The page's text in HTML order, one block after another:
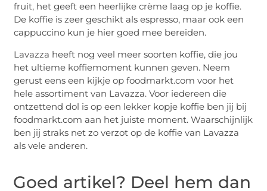
fruit, het geeft een heerlijke crème laag op je koffie.
De koffie is zeer geschikt als espresso, maar ook een
cappuccino kun je hier goed mee bereiden.
Lavazza heeft nog veel meer soorten koffie, die jou
het ultieme koffiemoment kunnen geven. Neem
gerust eens een kijkje op foodmarkt.com voor het
hele assortiment van Lavazza. Voor iedereen die
ontzettend dol is op een lekker kopje koffie ben jij bij
foodmarkt.com aan het juiste moment. Waarschijnlijk
ben jij straks net zo verzot op de koffie van Lavazza
als vele anderen.
Goed artikel? Deel hem dan